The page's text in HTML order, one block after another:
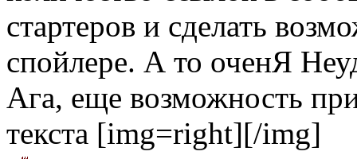
стартеров и сделать
спойлере. А то оченЯ
Ага, еще возможность
текста [img=right][/img]